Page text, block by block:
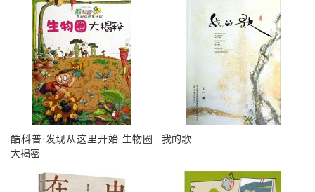
酷科普·发现从这里开始 生物圈
大揭密
我的歌